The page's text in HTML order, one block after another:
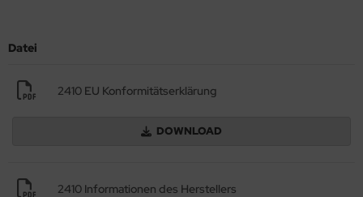
Datei
2410 EU Konformitätserklärung
DOWNLOAD
2410 Informationen des Herstellers